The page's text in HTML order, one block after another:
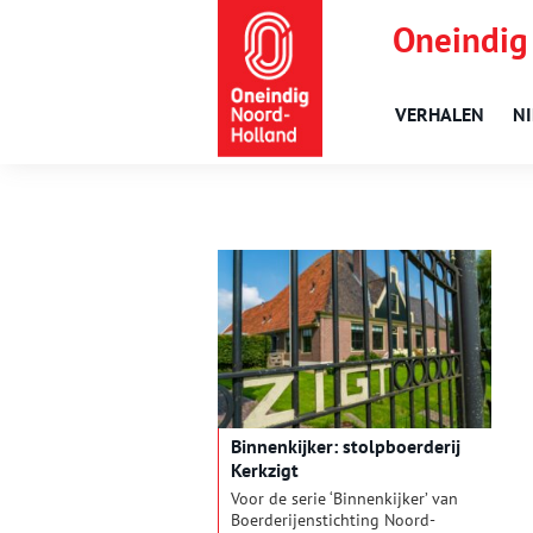
VERHALEN
Binnenkijker: stolpboerderij
Kerkzigt
Voor de serie ‘Binnenkijker’ van
Boerderijenstichting Noord-